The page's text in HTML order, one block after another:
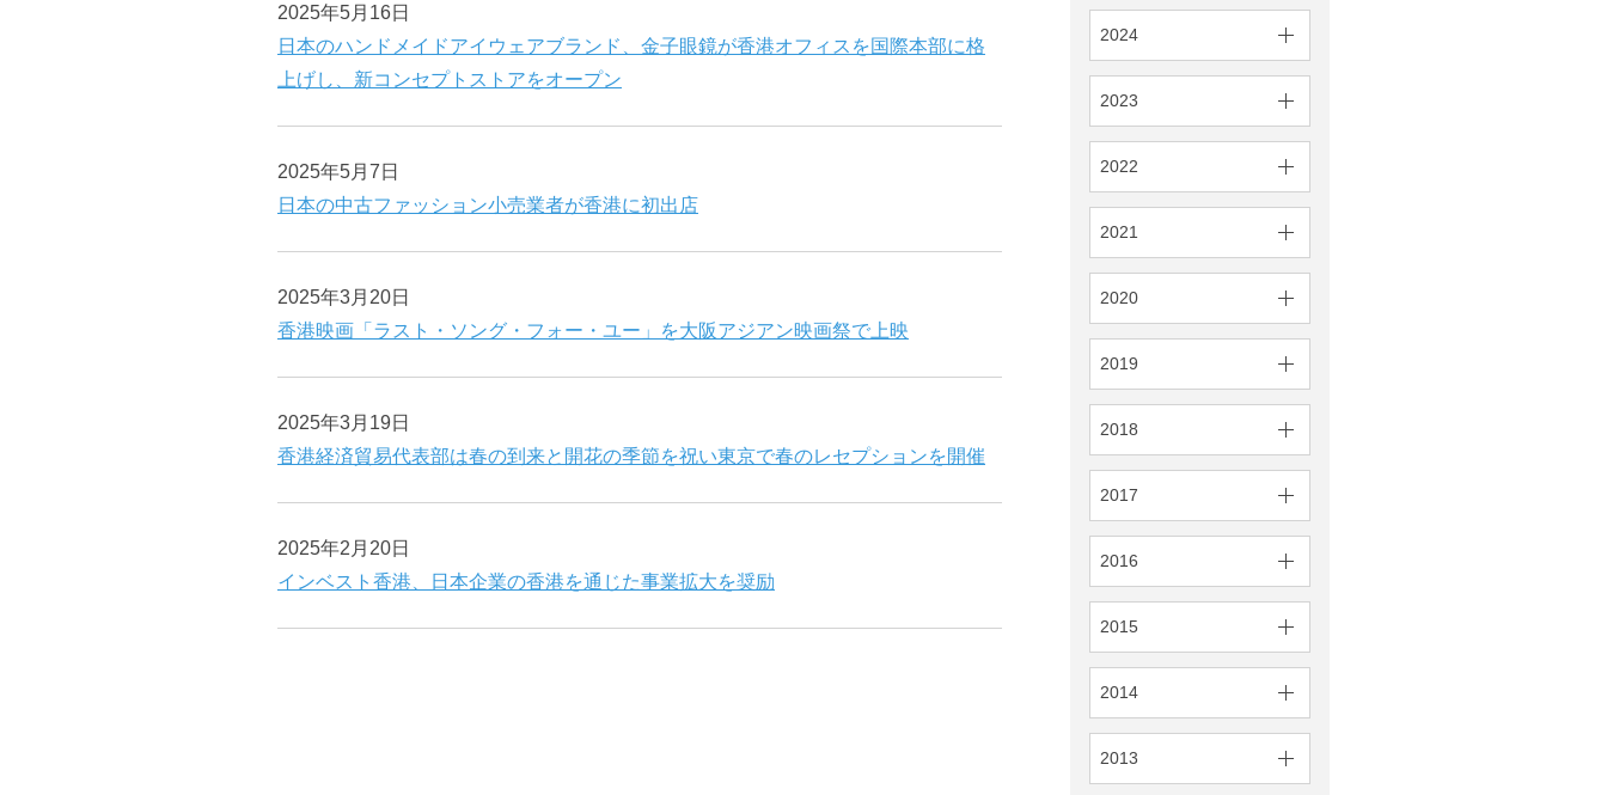
2024
2023
2022
2021
2020
2019
2018
2017
2016
2015
2014
2013
2025年5月16日
日本のハンドメイドアイウェアブランド、金子眼鏡が香港オフィスを国際本部に格
上げし、新コンセプトストアをオープン
2025年5月7日
日本の中古ファッション小売業者が香港に初出店
2025年3月20日
香港映画「ラスト・ソング・フォー・ユー」を大阪アジアン映画祭で上映
2025年3月19日
香港経済貿易代表部は春の到来と開花の季節を祝い東京で春のレセプションを開催
2025年2月20日
インベスト香港、日本企業の香港を通じた事業拡大を奨励